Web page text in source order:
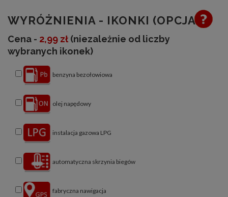
WYRÓŻNIENIA - IKONKI (OPCJA)
Cena - 2,99 zł (niezależnie od liczby
wybranych ikonek)
benzyna bezołowiowa
olej napędowy
instalacja gazowa LPG
automatyczna skrzynia biegów
fabryczna nawigacja